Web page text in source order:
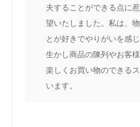
夫することができる点に
望いたしました。私は、
とが好きでやりがいを感
生かし商品の陳列やお客
楽しくお買い物のできる
います。